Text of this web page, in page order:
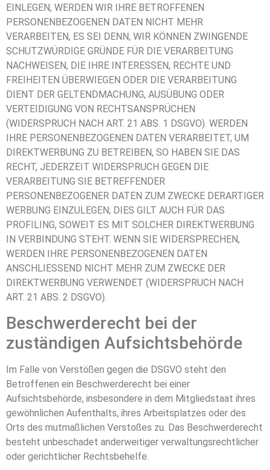
EINLEGEN, WERDEN WIR IHRE BETROFFENEN
PERSONENBEZOGENEN DATEN NICHT MEHR
VERARBEITEN, ES SEI DENN, WIR KÖNNEN ZWINGENDE
SCHUTZWÜRDIGE GRÜNDE FÜR DIE VERARBEITUNG
NACHWEISEN, DIE IHRE INTERESSEN, RECHTE UND
FREIHEITEN ÜBERWIEGEN ODER DIE VERARBEITUNG
DIENT DER GELTENDMACHUNG, AUSÜBUNG ODER
VERTEIDIGUNG VON RECHTSANSPRÜCHEN
(WIDERSPRUCH NACH ART. 21 ABS. 1 DSGVO). WERDEN
IHRE PERSONENBEZOGENEN DATEN VERARBEITET, UM
DIREKTWERBUNG ZU BETREIBEN, SO HABEN SIE DAS
RECHT, JEDERZEIT WIDERSPRUCH GEGEN DIE
VERARBEITUNG SIE BETREFFENDER
PERSONENBEZOGENER DATEN ZUM ZWECKE DERARTIGER
WERBUNG EINZULEGEN; DIES GILT AUCH FÜR DAS
PROFILING, SOWEIT ES MIT SOLCHER DIREKTWERBUNG
IN VERBINDUNG STEHT. WENN SIE WIDERSPRECHEN,
WERDEN IHRE PERSONENBEZOGENEN DATEN
ANSCHLIESSEND NICHT MEHR ZUM ZWECKE DER
DIREKTWERBUNG VERWENDET (WIDERSPRUCH NACH
ART. 21 ABS. 2 DSGVO).
Beschwerde­recht bei der
zuständigen Aufsichts­behörde
Im Falle von Verstößen gegen die DSGVO steht den
Betroffenen ein Beschwerderecht bei einer
Aufsichtsbehörde, insbesondere in dem Mitgliedstaat ihres
gewöhnlichen Aufenthalts, ihres Arbeitsplatzes oder des
Orts des mutmaßlichen Verstoßes zu. Das Beschwerderecht
besteht unbeschadet anderweitiger verwaltungsrechtlicher
oder gerichtlicher Rechtsbehelfe.